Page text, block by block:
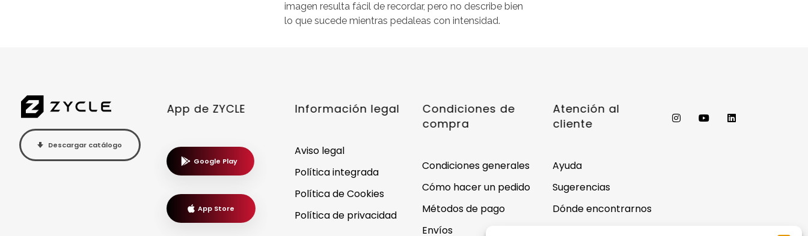
imagen resulta fácil de recordar, pero no describe bien
lo que sucede mientras pedaleas con intensidad.
Descargar catálogo
App de ZYCLE
Google Play
App Store
Información legal
Aviso legal
Política integrada
Política de Cookies
Política de privacidad
Condiciones de
compra
Condiciones generales
Cómo hacer un pedido
Métodos de pago
Envíos
Atención al
cliente
Ayuda
Sugerencias
Dónde encontrarnos